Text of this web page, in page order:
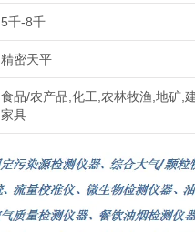
5千-8千
精密天平
食品/农产品,化工,农林牧渔,地矿,
家具